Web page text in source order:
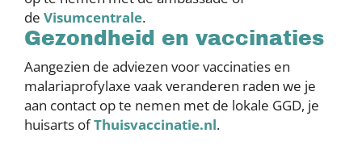
de Visumcentrale.
Gezondheid en vaccinaties
Aangezien de adviezen voor vaccinaties en
malariaprofylaxe vaak veranderen raden we je
aan contact op te nemen met de lokale GGD, je
huisarts ofThuisvaccinatie.nl.